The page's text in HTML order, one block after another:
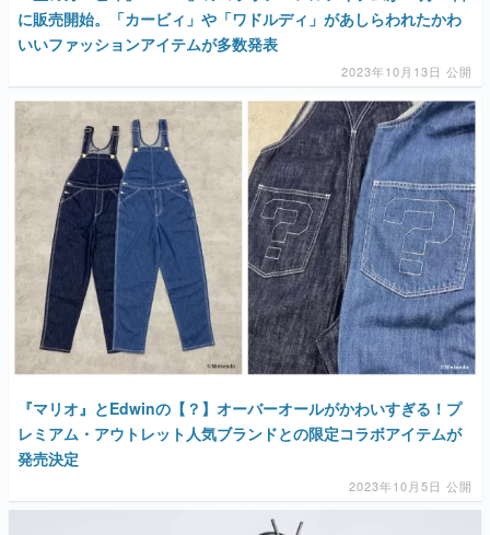
に販売開始。「カービィ」や「ワドルディ」があしらわれたかわ
いいファッションアイテムが多数発表
2023年10月13日 公開
『マリオ』とEdwinの【？】オーバーオールがかわいすぎる！プ
レミアム・アウトレット人気ブランドとの限定コラボアイテムが
発売決定
2023年10月5日 公開